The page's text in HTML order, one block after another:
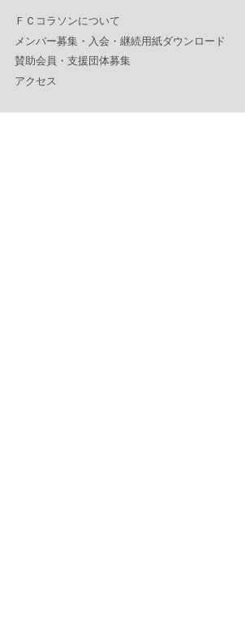
ＦＣコラソンについて
メンバー募集・入会・継続用紙ダウンロード
賛助会員・支援団体募集
アクセス